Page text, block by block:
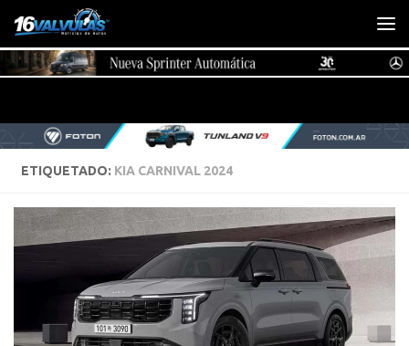
Saltar al contenido
ETIQUETADO: KIA CARNIVAL 2024